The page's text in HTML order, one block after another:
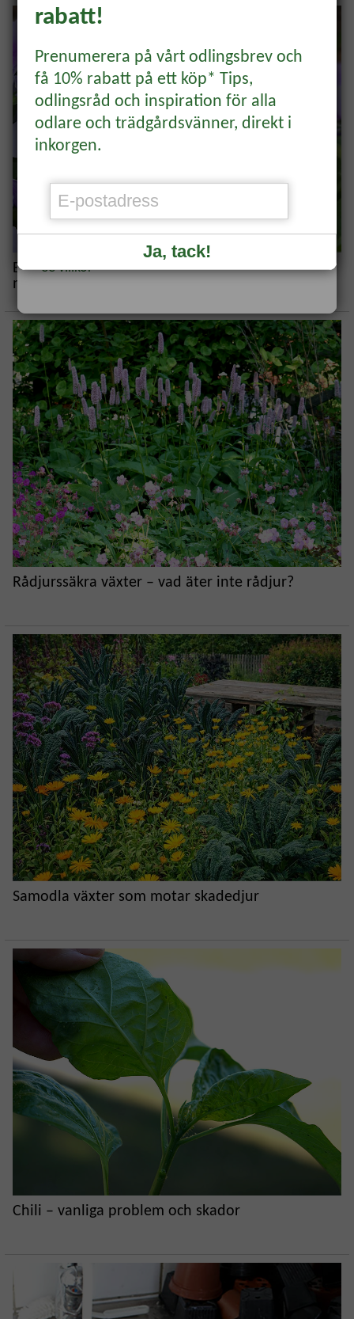
Bekämpa sniglar – 10 effektiva tips mot
mördarsnigel
Rådjurssäkra växter – vad äter inte rådjur?
Samodla växter som motar skadedjur
Chili – vanliga problem och skador
Samla bonus, få unika erbjudanden och
BLI MEDLEM
Rabattkoden hittar du i mejlet du får som
bekräftelse på ditt medlemskap.
Redan medlem?Logga inför att se
veckans erbjudande.
*Se villkor
rabatt!
Prenumerera på vårt odlingsbrev och
få 10% rabatt på ett köp* Tips,
odlingsråd och inspiration för alla
odlare och trädgårdsvänner, direkt i
inkorgen.
Ja, tack!